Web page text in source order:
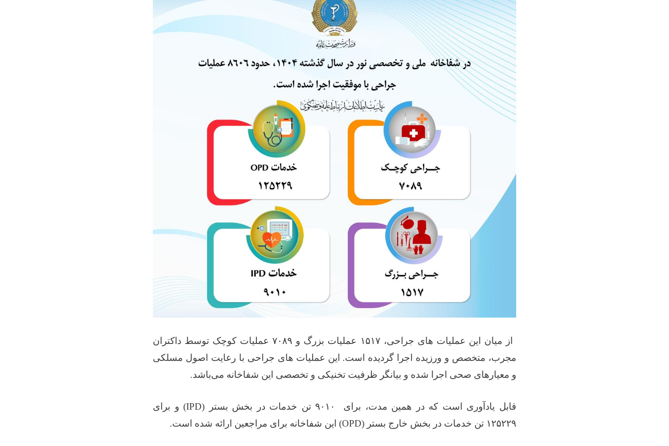
از میان این عملیات های جراحی‌،۱۵۱۷ عملیات بزرگ و ۷۰۸۹عملیات کوچک توسط داکتران
مجرب، متخصص و ورزیده اجرا گردیده است. این عملیات های جراحی‌ با رعایت اصول مسلکی
و معیارهای صحی اجرا شده و بیانگر ظرفیت تخنیکی و تخصصی این شفاخانه می‌باشد.
قابل یادآوری است که در همین مدت، برای ۹۰۱۰ تن خدمات در بخش بستر (IPD) و برای
۱۲۵۲۲۹ تن خدمات در بخش خارج بستر (OPD) این شفاخانه برای مراجعین ارائه شده است.